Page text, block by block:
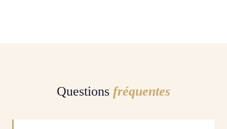
Questions fréquentes